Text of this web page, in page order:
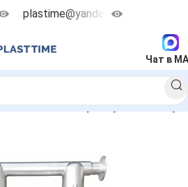
plastime@yandex.ru
Чат в
насосы AlphaDynamic Ruby